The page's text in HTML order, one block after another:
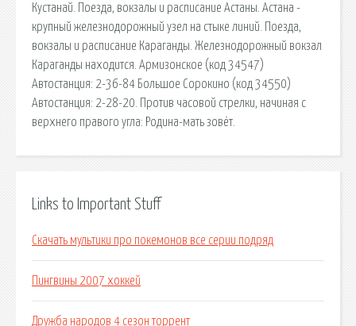
Кустанай. Поезда, вокзалы и расписание Астаны. Астана -
крупный железнодорожный узел на стыке линий. Поезда,
вокзалы и расписание Караганды. Железнодорожный вокзал
Караганды находится. Армизонское (код 34547)
Автостанция: 2-36-84 Большое Сорокино (код 34550)
Автостанция: 2-28-20. Против часовой стрелки, начиная с
верхнего правого угла: Родина-мать зовёт.
Links to Important Stuff
Скачать мультики про покемонов все серии подряд
Пингвины 2007 хоккей
Дружба народов 4 сезон торрент